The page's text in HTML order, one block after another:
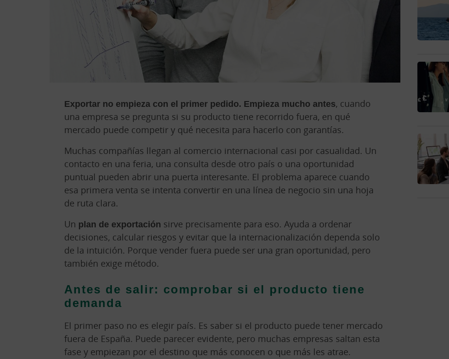
Exportar no empieza con el primer pedido. Empieza mucho antes, cuando
una empresa se pregunta si su producto tiene recorrido fuera, en qué
mercado puede competir y qué necesita para hacerlo con garantías.
Muchas compañías llegan al comercio internacional casi por casualidad. Un
contacto en una feria, una consulta desde otro país o una oportunidad
puntual pueden abrir una puerta interesante. El problema aparece cuando
esa primera venta se intenta convertir en una línea de negocio sin una hoja
de ruta clara.
Un plan de exportación sirve precisamente para eso. Ayuda a ordenar
decisiones, calcular riesgos y evitar que la internacionalización dependa solo
de la intuición. Porque vender fuera puede ser una gran oportunidad, pero
también exige método.
Antes de salir: comprobar si el producto tiene
demanda
El primer paso no es elegir país. Es saber si el producto puede tener mercado
fuera de España. Puede parecer evidente, pero muchas empresas saltan esta
fase y empiezan por el destino que más conocen o que más les atrae.